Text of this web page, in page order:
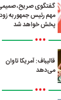
گفتگوی صریح،
مهم رئیس جمهور به
پخش خواهد شد
•••
قالیباف: آمریکا تاوان
می‌دهد
•••